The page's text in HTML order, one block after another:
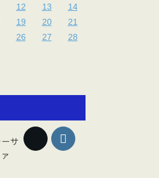
12 13
14
19 20
21
26 27
28
サ